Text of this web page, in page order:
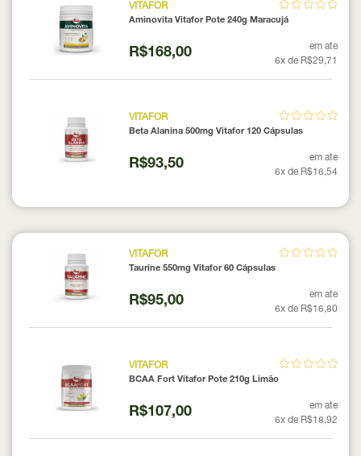
VITAFOR
Aminovita Vitafor Pote 240g Maracujá
R$168,00
em ate
6x de R$29,71
VITAFOR
Beta Alanina 500mg Vitafor 120 Cápsulas
R$93,50
em ate
6x de R$16,54
VITAFOR
Taurine 550mg Vitafor 60 Cápsulas
R$95,00
em ate
6x de R$16,80
VITAFOR
BCAA Fort Vitafor Pote 210g Limão
R$107,00
em ate
6x de R$18,92